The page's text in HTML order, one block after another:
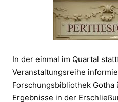
In der einmal im Quartal
Veranstaltungsreihe
Forschungsbibliothek Gotha
Ergebnisse in der